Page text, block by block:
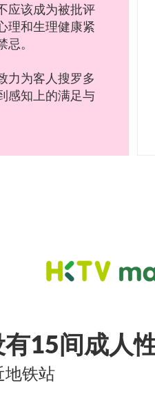
应该成为被批评
理和生理健康紧
。
力为客人搜罗多
感知上的满足与
15间成人
地铁站